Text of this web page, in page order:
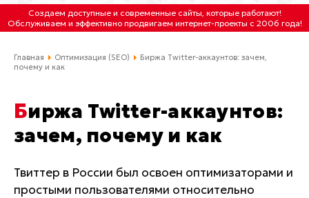
(4212) 658-653
(4212) 637-673
Отдельный вход \ Левый торец здания
Пн-пт. с 9:30 до 18:30 (по Хбк)
Все контакты
Создаем доступные и современные сайты, которые работают!
Обслуживаем и эффективно продвигаем интернет-проекты с 2006 года!
Главная Оптимизация (SEO)
Биржа Twitter-аккаунтов: зачем,
почему и как
Биржа Twitter-аккаунтов:
зачем, почему и как
Твиттер в России был освоен оптимизаторами и
простыми пользователями относительно